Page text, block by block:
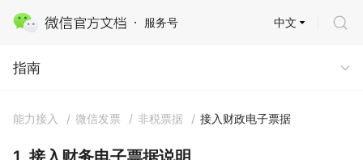
服务号
指南
中文
指南
能力接入 / 微信发票 / 非税票据 / 接入财政电子票据